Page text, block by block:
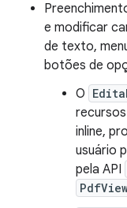
e modificar
de texto,
botões de
O
inline,
usuário
pela API